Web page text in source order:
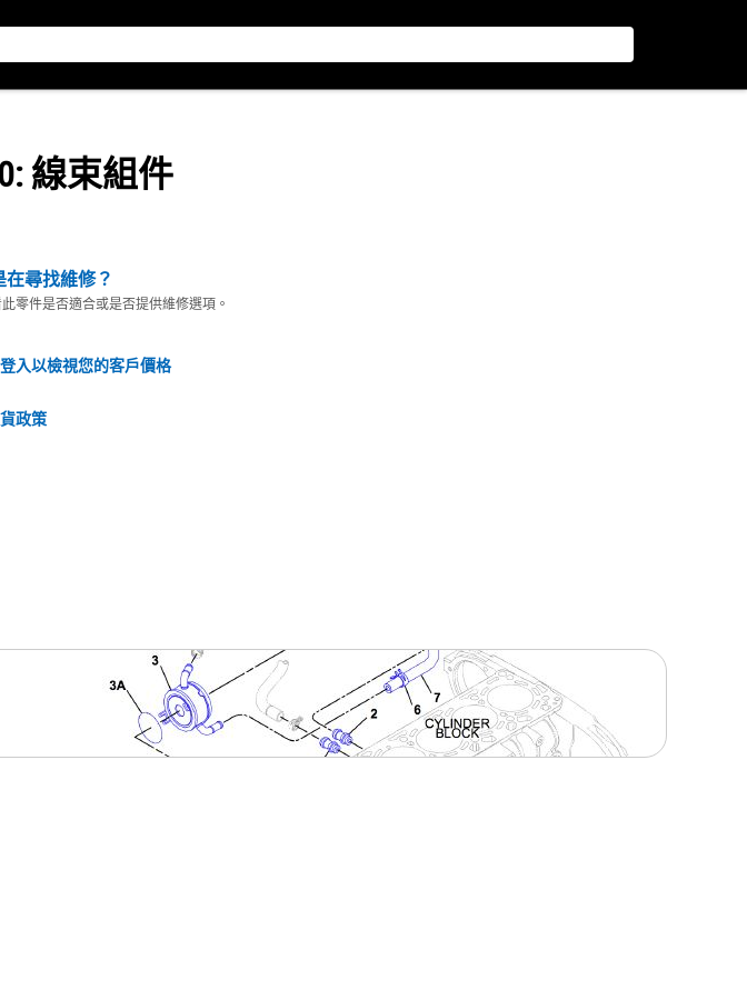
: 線束組件
尋找維修？
零件是否適合或是否提供維修選項。
登入以檢視您的客戶價格
政策